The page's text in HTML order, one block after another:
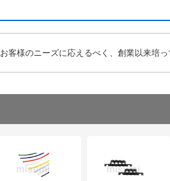
お客様のニーズに応えるべく、創業以来培